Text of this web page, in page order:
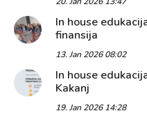
In house
finansija
13. Jan 2026 08:02
In house
Kakanj
19. Jan 2026 14:28